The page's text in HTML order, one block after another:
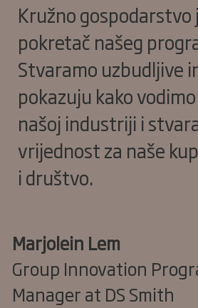
Kružno gospodarstvo
pokretač našeg
Stvaramo uzbudljive
pokazuju kako
našoj industriji i
vrijednost za naše
i društvo.
Marjolein Lem
Group Innovation
Manager at DS Smith